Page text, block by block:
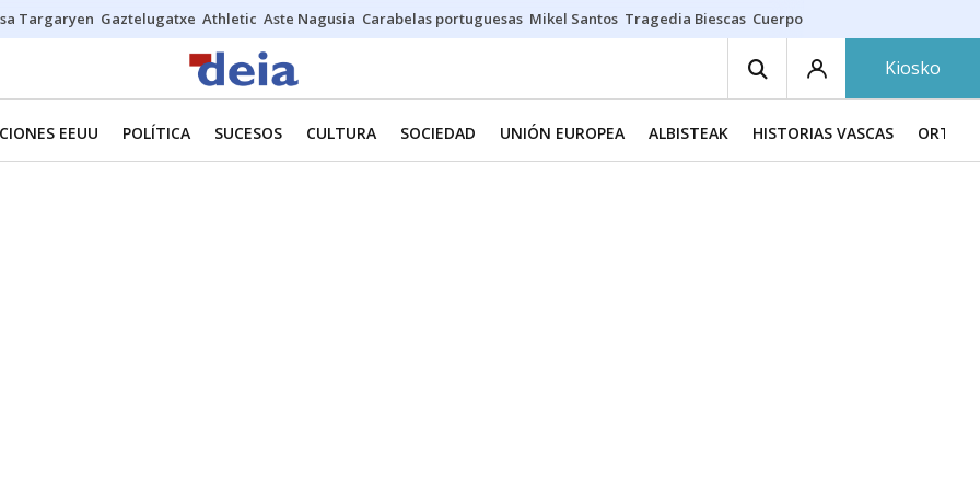
Targaryen Gaztelugatxe Athletic Aste Nagusia Carabelas portuguesas Mikel Santos Tragedia Biescas Cuerpo ría
Kiosko
EEUU POLÍTICA SUCESOS CULTURA SOCIEDAD UNIÓN EUROPEA ALBISTEAK HISTORIAS VASCAS